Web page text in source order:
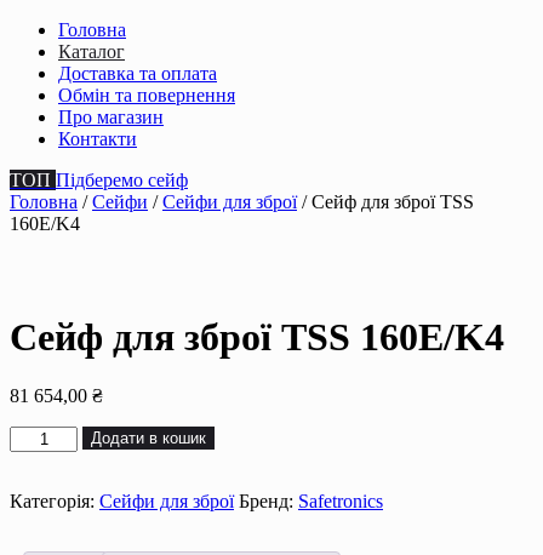
Головна
Каталог
Доставка та оплата
Обмін та повернення
Про магазин
Контакти
ТОП Підберемо сейф
Головна /Сейфи /Сейфи для зброї/ Сейф для зброї TSS
160E/K4
Сейф для зброї TSS 160E/K4
81 654,00 ₴
Сейф
для
TSS
Додати в кошик
Категорія: Сейфи для зброї Бренд: Safetronics